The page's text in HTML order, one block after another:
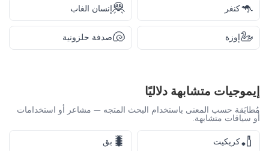
🦘كنغر 🦧إنسان الغاب
🦢إوزة 🐚صدفة حلزونية
إيموجيات متشابهة دلاليًا
مُطابَقة حسب المعنى باستخدام البحث المتجه — مشاعر أو استخدامات
أو سياقات متشابهة.
🏏كريكيت 🐛 بق